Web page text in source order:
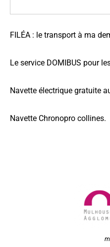
FILÉA : le transport à ma
Le service DOMIBUS pour
Navette électrique gratuite
Navette Chronopro collines.